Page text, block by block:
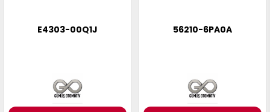
E4303-00Q1J 56210-6PA0A